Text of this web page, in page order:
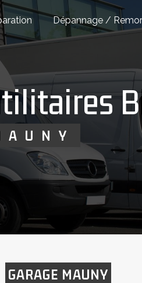
Dépannage /
GARAGE MAUNY